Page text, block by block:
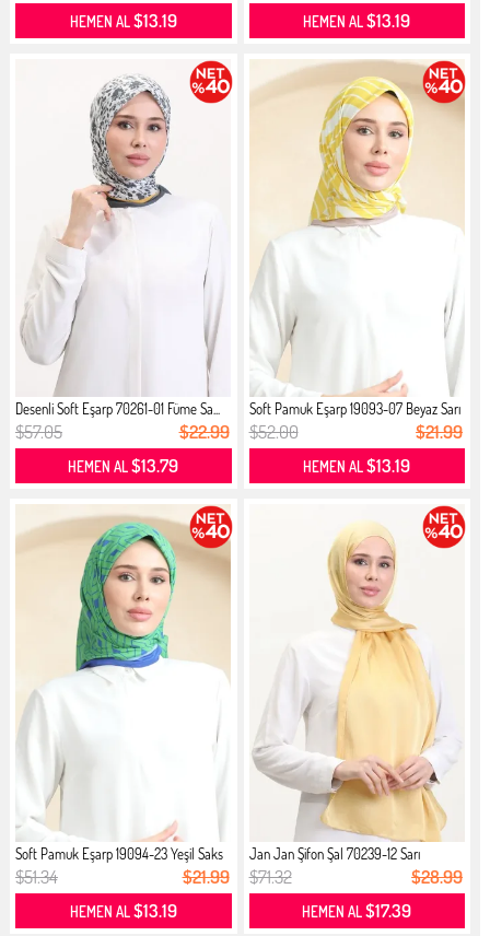
HEMEN AL$13.19 HEMEN AL$13.19
Desenli Soft Eşarp 70261-01 Füme Sa...
$57.05 $22.99
HEMEN AL$13.79
Soft Pamuk Eşarp 19093-07 Beyaz Sarı
$52.00 $21.99
HEMEN AL$13.19
Soft Pamuk Eşarp 19094-23 Yeşil Saks
$51.34 $21.99
HEMEN AL$13.19
Jan Jan Şifon Şal 70239-12 Sarı
$71.32 $28.99
HEMEN AL$17.39